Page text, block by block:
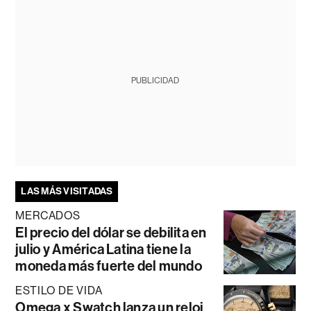
PUBLICIDAD
LAS MÁS VISITADAS
MERCADOS
El precio del dólar se debilita en
julio y América Latina tiene la
moneda más fuerte del mundo
ESTILO DE VIDA
Omega x Swatch lanza un reloj